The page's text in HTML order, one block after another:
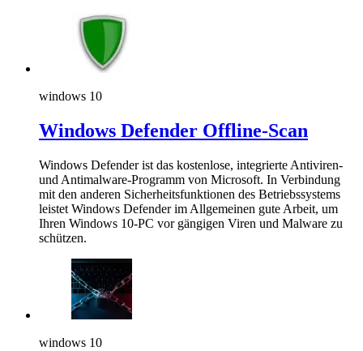
windows 10
Windows Defender Offline-Scan
Windows Defender ist das kostenlose, integrierte Antiviren-
und Antimalware-Programm von Microsoft. In Verbindung
mit den anderen Sicherheitsfunktionen des Betriebssystems
leistet Windows Defender im Allgemeinen gute Arbeit, um
Ihren Windows 10-PC vor gängigen Viren und Malware zu
schützen.
windows 10